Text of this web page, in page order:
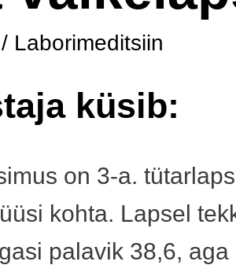
Laborimeditsiin
küsib:
on 3-a.
kohta. Lapsel
palavik 38,6, aga